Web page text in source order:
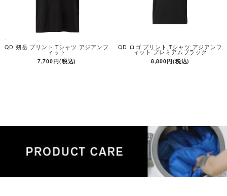
QD 剱岳 プリント Tシャツ アジアンフ
ィット
7,700円(税込)
QD ロゴ プリント Tシャツ アジアンフ
ィット プレミアムブラック
8,800円(税込)